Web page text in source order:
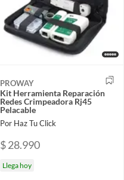
PROWAY
Kit Herramienta Reparación
Redes Crimpeadora Rj45
Pelacable
Por Haz Tu Click
$ 28.990
Llega hoy